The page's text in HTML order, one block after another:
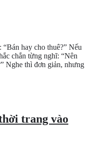
hay cho thuê?” Nếu
chắn từng nghĩ: “Nên
Nghe thì đơn giản, nhưng
trang vào